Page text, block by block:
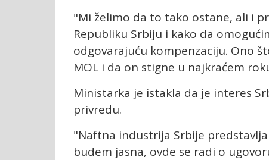
"Mi želimo da to tako ostane, ali i
Republiku Srbiju i kako da
odgovarajuću kompenzaciju. Ono
MOL i da on stigne u najkraćem
Ministarka je istakla da je interes
privredu.
"Naftna industrija Srbije
budem jasna, ovde se radi o